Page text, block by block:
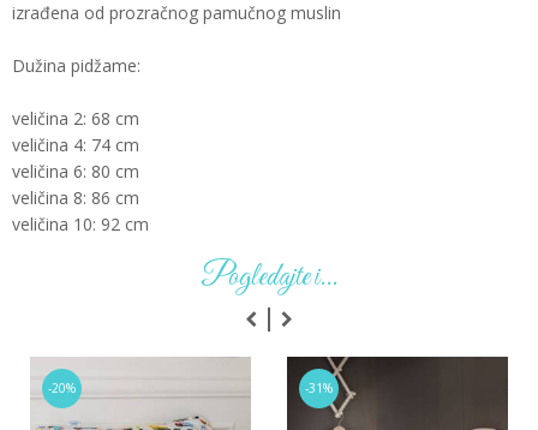
izrađena od prozračnog pamučnog muslin
Dužina pidžame:
veličina 2: 68 cm
veličina 4: 74 cm
veličina 6: 80 cm
veličina 8: 86 cm
veličina 10: 92 cm
Pogledajte i...
-20% -31%